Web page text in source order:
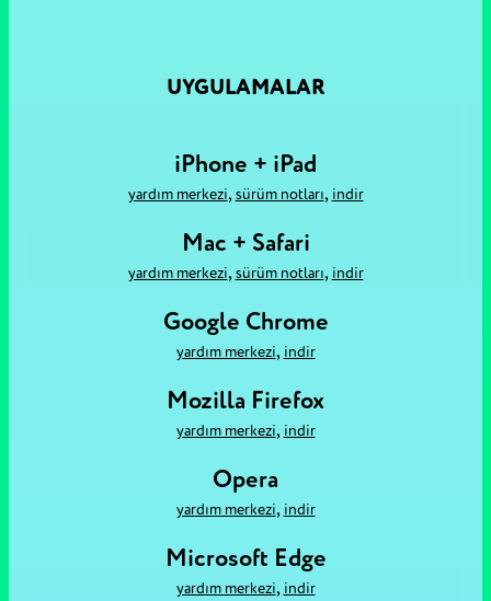
UYGULAMALAR
iPhone + iPad
yardım merkezi, sürüm notları, i̇ndir
Mac + Safari
yardım merkezi, sürüm notları, i̇ndir
Google Chrome
yardım merkezi, i̇ndir
Mozilla Firefox
yardım merkezi, i̇ndir
Opera
yardım merkezi, i̇ndir
Microsoft Edge
yardım merkezi, i̇ndir